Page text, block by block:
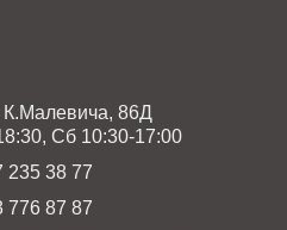
К.Малевича, 86Д
Сб 10:30-17:00
235 38 77
776 87 87